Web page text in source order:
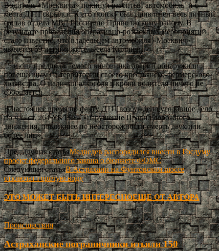
Водитель «Москвича» покинул разбитый автомобиль и с
места ДТП скрылся. К его поиску был привлечен весь личный
состав отдела МВД России по Приволжскому району. В
результате проведения оперативно-розыскных мероприятий
стало известно, что владельцем автомобиля «Москвич»
является 59-летний житель села Килинчи.
15 июня предполагаемого виновника аварии обнаружили
повешенным на территории своего крестьянско-фермерского
хозяйства. О наличии алкоголя в крови водителя ничего не
сообщается.
В настоящее время по факту ДТП возбуждено уголовное дело
по ч. 5 ст. 264 УК РФ – «нарушение Правил дорожного
движения, повлекшее по неосторожности смерть двух или
более лиц».
Предыдущая статьяМедведев распорядился внести в Госдуму
проект федерального закона о бюджете ФОМС
Следующая статьяВ Астрахани на Фунтовском шоссе
отключат горячую воду
ЭТО МОЖЕТ БЫТЬ ИНТЕРЕСНОЕЩЕ ОТ АВТОРА
Происшествия
Астраханские пограничники изъяли 150